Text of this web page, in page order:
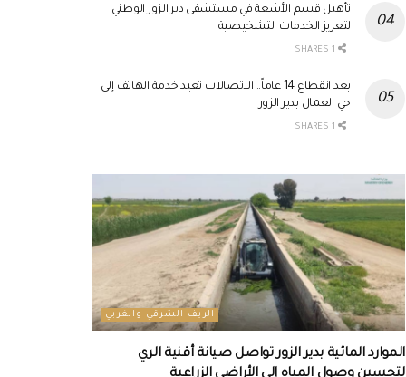
تأهيل قسم الأشعة في مستشفى دير الزور الوطني
لتعزيز الخدمات التشخيصية
بعد انقطاع 14 عاماً.. الاتصالات تعيد خدمة الهاتف إلى
حي العمال بدير الزور
الريف الشرقي والغربي
الموارد المائية بدير الزور تواصل صيانة أقنية الري
لتحسين وصول المياه إلى الأراضي الزراعية